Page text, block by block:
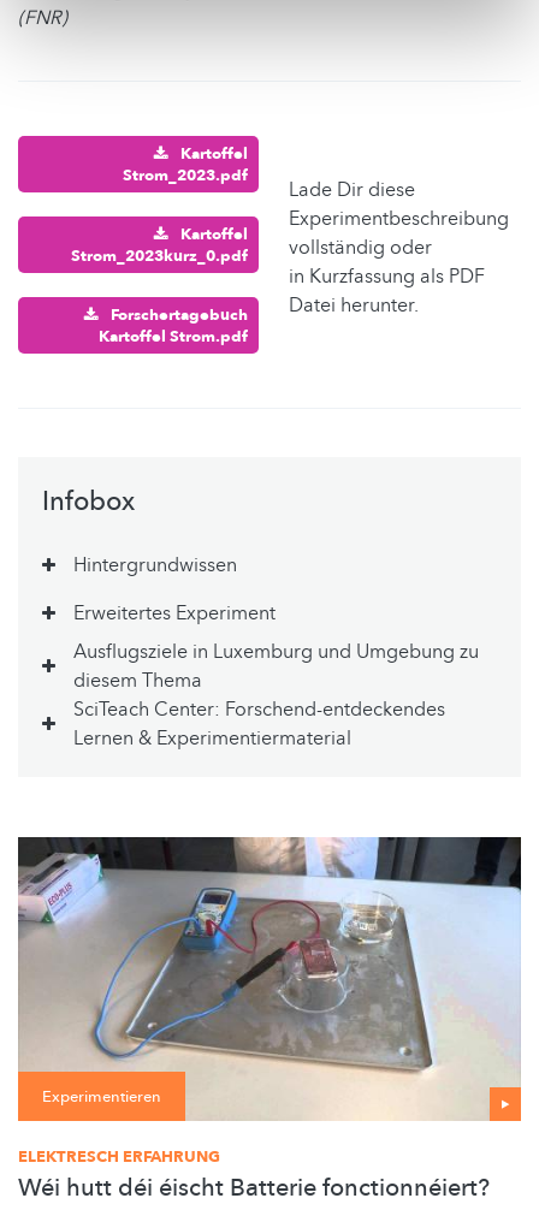
(FNR)
Kartoffel
Strom_2023.pdf
Kartoffel
Strom_2023kurz_0.pdf
Forschertagebuch
Kartoffel Strom.pdf
Lade Dir diese
Experimentbeschreibung
vollständig oder
in Kurzfassung als PDF
Datei herunter.
Infobox
Hintergrundwissen
Erweitertes Experiment
Ausflugsziele in Luxemburg und Umgebung zu
diesem Thema
SciTeach Center: Forschend-entdeckendes
Lernen & Experimentiermaterial
Experimentieren
ELEKTRESCH ERFAHRUNG
Wéi hutt déi éischt Batterie fonctionnéiert?